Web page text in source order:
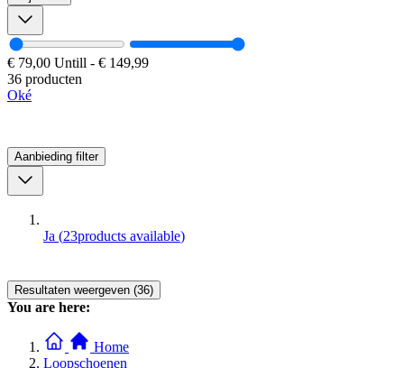
€ 79,00 Untill - € 149,99
36 producten
Oké
Aanbieding filter
Ja (23products available)
Resultaten weergeven (36)
You are here:
Home
Loopschoenen